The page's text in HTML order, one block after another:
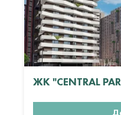
ЖК "CENTRAL